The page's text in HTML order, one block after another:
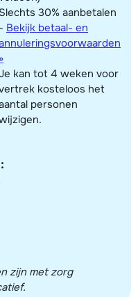
Slechts 30% aanbetalen
- Bekijk betaal- en
»
kan tot 4 weken voor
kosteloos het
personen
zijn met zorg